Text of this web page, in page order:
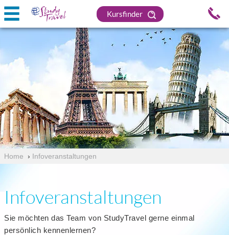
Kursfinder
Home › Infoveranstaltungen
Infoveranstaltungen
Sie möchten das Team von StudyTravel gerne einmal
persönlich kennenlernen?